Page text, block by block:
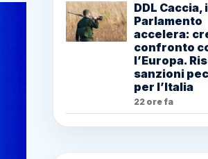
DDL Caccia,
Parlamento
accelera:
confronto
l’Europa.
sanzioni
per l’Italia
22 ore fa